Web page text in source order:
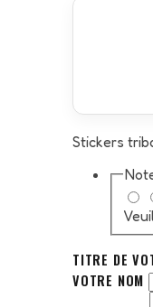
Stickers
TITRE DE
VOTRE NOM